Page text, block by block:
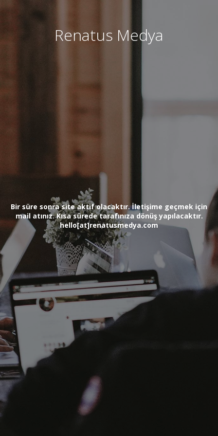
Renatus Medya
Bir süre sonra site aktif olacaktır. İletişime geçmek için
mail atınız. Kısa sürede tarafınıza dönüş yapılacaktır.
hello[at]renatusmedya.com